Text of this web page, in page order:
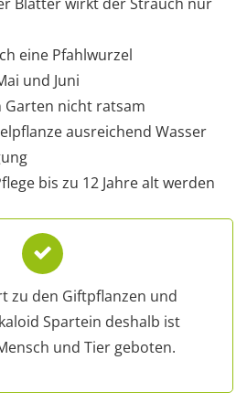
eine Pfahlwurzel
und Juni
Garten nicht ratsam
ausreichend Wasser
bis zu 12 Jahre alt werden
zu den Giftpflanzen und
Spartein deshalb ist
und Tier geboten.